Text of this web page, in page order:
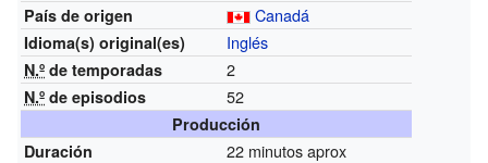
País de origen Canadá
Idioma(s) original(es) Inglés
N.º de temporadas 2
N.º de episodios 52
Producción
Duración
22 minutos aprox